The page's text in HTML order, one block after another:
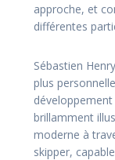
approche, et
différentes
Sébastien
plus
brillamment
moderne à
skipper,